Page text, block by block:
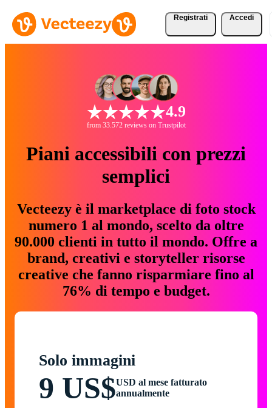
Registrati Accedi
4.9
from 33.572 reviews on Trustpilot
Piani accessibili con prezzi
semplici
Vecteezy è il marketplace di foto stock
numero 1 al mondo, scelto da oltre
90.000 clienti in tutto il mondo. Offre a
brand, creativi e storyteller risorse
creative che fanno risparmiare fino al
76% di tempo e budget.
Solo immagini
9 US$USD al mese fatturato
annualmente